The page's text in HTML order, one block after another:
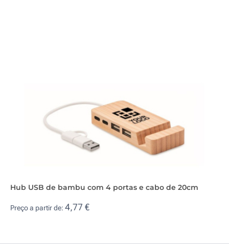
Hub USB de bambu com 4 portas e cabo de 20cm
Preço a partir de: 4,77 €